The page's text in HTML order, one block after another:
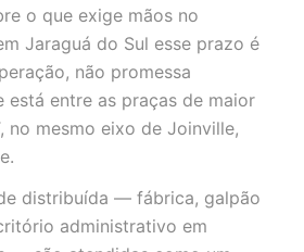
o que exige mãos no
Jaraguá do Sul esse prazo é
não promessa
está entre as praças de maior
no mesmo eixo de Joinville,
distribuída — fábrica, galpão
administrativo em